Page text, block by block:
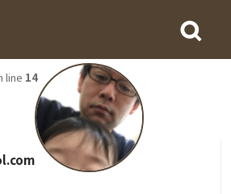
line 14
themes/frebull/single.php
wp-content/themes/frebull/single.php